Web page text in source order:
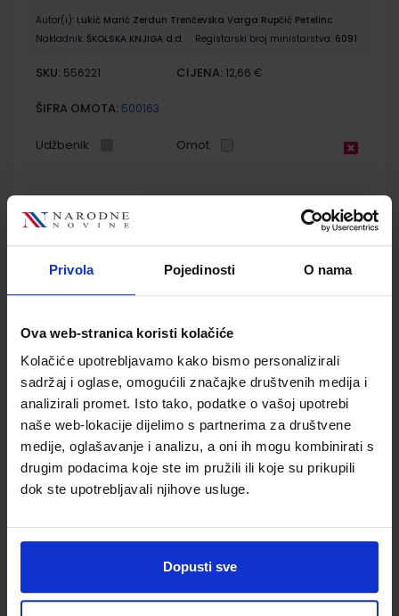
Privola Pojedinosti O nama
Ova web-stranica koristi kolačiće
Kolačiće upotrebljavamo kako bismo personalizirali
sadržaj i oglase, omogućili značajke društvenih medija i
analizirali promet. Isto tako, podatke o vašoj upotrebi
naše web-lokacije dijelimo s partnerima za društvene
medije, oglašavanje i analizu, a oni ih mogu kombinirati s
drugim podacima koje ste im pružili ili koje su prikupili
dok ste upotrebljavali njihove usluge.
Dopusti sve
Autor(i): Lukić Marić Zerdun Trenčevska Varga Rupčić Petelinc
Nakladnik: ŠKOLSKA KNJIGA d.d. Registarski broj ministarstva: 6091
SKU: 556221 CIJENA: 12,66 €
ŠIFRA OMOTA: 500163
Udžbenik Omot
KEMIJA 7; radna bilježnica za kemiju u sedmom razredu
osnovne škole
Autor(i):Lukić Marić Zerdun Trenčevska Varga
Nakladnik: ŠKOLSKA KNJIGA d.d. Registarski broj ministarstva:
DOM
Udžbenik Omot
GEA 3; udžbenik geografije u sedmom razredu osnovne
škole (2021)
Autor(i):Danijel Orešić Igor Tišma Ružica Vuk Alenka Bujan
SKU:569105 CIJENA:13,24 €